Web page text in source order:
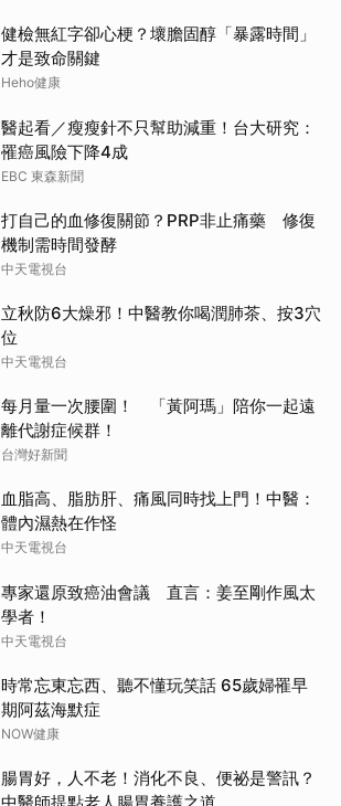
健檢無紅字卻心梗？壞膽固醇「暴露時間」
才是致命關鍵
Heho健康
醫起看／瘦瘦針不只幫助減重！台大研究：
罹癌風險下降4成
EBC 東森新聞
打自己的血修復關節？PRP非止痛藥 修復
機制需時間發酵
中天電視台
立秋防6大燥邪！中醫教你喝潤肺茶、按3穴
位
中天電視台
每月量一次腰圍！ 「黃阿瑪」陪你一起遠
離代謝症候群！
台灣好新聞
血脂高、脂肪肝、痛風同時找上門！中醫：
體內濕熱在作怪
中天電視台
專家還原致癌油會議 直言：姜至剛作風太
學者！
中天電視台
時常忘東忘西、聽不懂玩笑話 65歲婦罹早
期阿茲海默症
NOW健康
腸胃好，人不老！消化不良、便祕是警訊？